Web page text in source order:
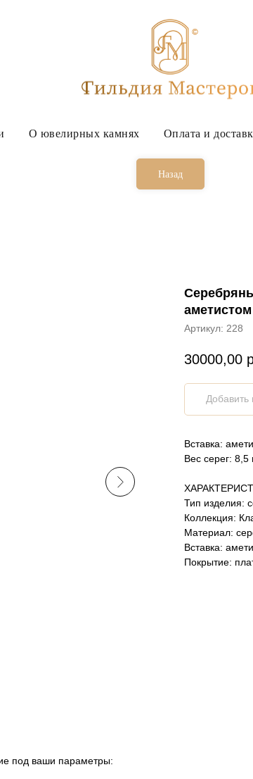
О ювелирных камнях Оплата и
Назад
Артикул: 228
30000,00
Добавить
Вставка:
Вес серег: 8,5
Тип изделия:
Коллекция:
Материал:
Вставка:
Покрытие:
под ваши параметры: